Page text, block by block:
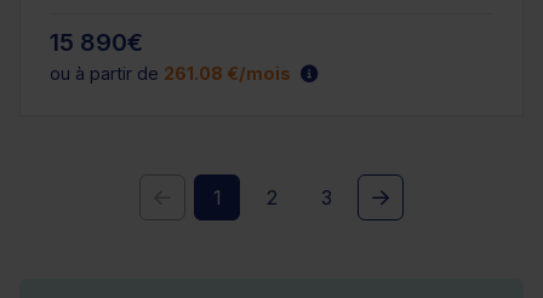
15 890€
ou à partir de 261.08 €/mois
1 2 3